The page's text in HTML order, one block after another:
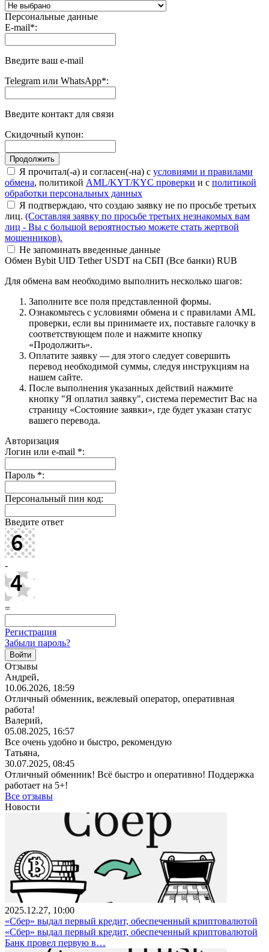
Персональные данные
E-mail*:
Введите ваш e-mail
Telegram или WhatsApp*:
Введите контакт для связи
Скидочный купон:
Я прочитал(-а) и согласен(-на) с условиями и правилами
обмена, политикой AML/KYT/KYC проверки и с политикой
обработки персональных данных
Я подтверждаю, что создаю заявку не по просьбе третьих
лиц. (Составляя заявку по просьбе третьих незнакомых вам
лиц - Вы с большой вероятностью можете стать жертвой
мошенников).
Не запоминать введенные данные
Обмен Bybit UID Tether USDT на СБП (Все банки) RUB
Для обмена вам необходимо выполнить несколько шагов:
Заполните все поля представленной формы.
Ознакомьтесь с условиями обмена и с правилами AML
проверки, если вы принимаете их, поставьте галочку в
соответствующем поле и нажмите кнопку
«Продолжить».
Оплатите заявку — для этого следует совершить
перевод необходимой суммы, следуя инструкциям на
нашем сайте.
После выполнения указанных действий нажмите
кнопку "Я оплатил заявку", система переместит Вас на
страницу «Состояние заявки», где будет указан статус
вашего перевода.
Авторизация
Логин или e-mail *:
Пароль *:
Персональный пин код:
Введите ответ
-
=
Регистрация
Забыли пароль?
Отзывы
Андрей,
10.06.2026, 18:59
Отличный обменник, вежлевый оператор, оперативная
работа!
Валерий,
05.08.2025, 16:57
Все очень удобно и быстро, рекомендую
Татьяна,
30.07.2025, 08:45
Отличный обменник! Всё быстро и оперативно! Поддержка
работает на 5+!
Все отзывы
Новости
2025.12.27, 10:00
«Сбер» выдал первый кредит, обеспеченный криптовалютой
«Сбер» выдал первый кредит, обеспеченный криптовалютой
Банк провел первую в…